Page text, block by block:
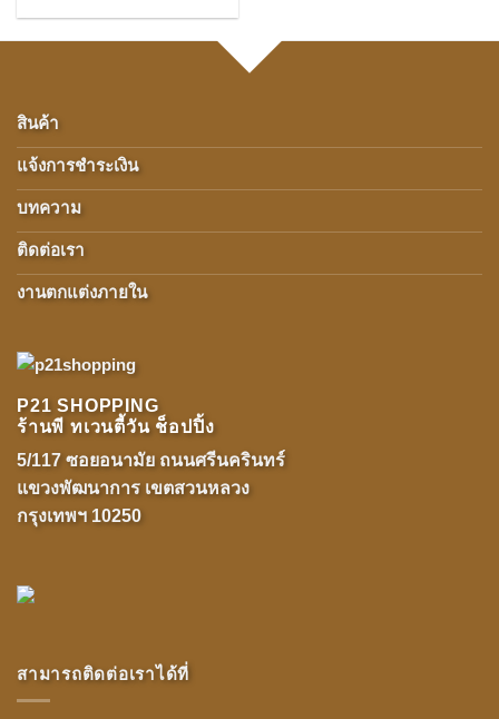
฿175.00
฿183.00
P21 SHOPPING
ร้านพี ทเวนตี้วัน ช็อปปิ้ง
5/117 ซอยอนามัย ถนนศรีนครินทร์
แขวงพัฒนาการ เขตสวนหลวง
กรุงเทพฯ 10250
สินค้า
แจ้งการชำระเงิน
บทความ
ติดต่อเรา
งานตกแต่งภายใน
สามารถติดต่อเราได้ที่